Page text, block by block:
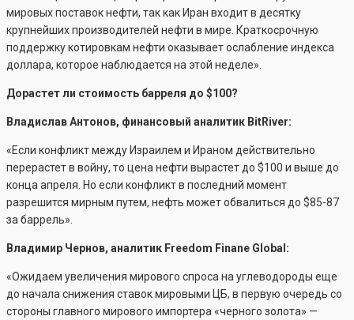
мировых поставок нефти, так как Иран входит в десятку
крупнейших производителей нефти в мире. Краткосрочную
поддержку котировкам нефти оказывает ослабление индекса
доллара, которое наблюдается на этой неделе».
Дорастет ли стоимость барреля до $100?
Владислав Антонов, финансовый аналитик BitRiver:
«Если конфликт между Израилем и Ираном действительно
перерастет в войну, то цена нефти вырастет до $100 и выше до
конца апреля. Но если конфликт в последний момент
разрешится мирным путем, нефть может обвалиться до $85-87
за баррель».
Владимир Чернов, аналитик Freedom Finane Global:
«Ожидаем увеличения мирового спроса на углеводороды еще
до начала снижения ставок мировыми ЦБ, в первую очередь со
стороны главного мирового импортера «черного золота» —